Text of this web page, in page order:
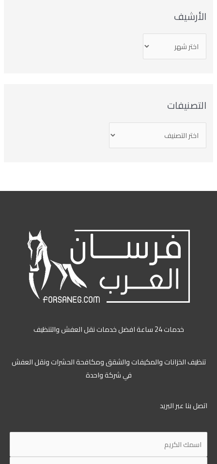
الأرشيف
التصنيفات
خدمات 24 ساعة افضل خدمات نقل العفش والتنظيف
تنظيف الخزانات والمكيفات والشقق ومكافحة الحشرات ونقل العفش
في شركة واحدة
اتصل بنا عبر البريد